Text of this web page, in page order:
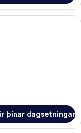
egypskri bómull, rúmföt
þínar dagsetningar